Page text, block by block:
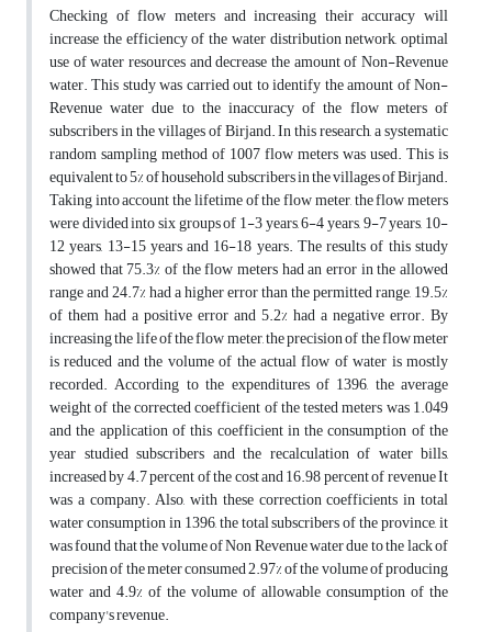
Checking of flow meters and increasing their accuracy will
increase the efficiency of the water distribution network, optimal
use of water resources and decrease the amount of Non-Revenue
water. This study was carried out to identify the amount of Non-
Revenue water due to the inaccuracy of the flow meters of
subscribers in the villages of Birjand. In this research, a systematic
random sampling method of 1007 flow meters was used. This is
equivalent to 5% of household subscribers in the villages of Birjand.
Taking into account the lifetime of the flow meter, the flow meters
were divided into six groups of 1-3 years, 6-4 years, 9-7 years, 10-
12 years, 13-15 years and 16-18 years. The results of this study
showed that 75.3% of the flow meters had an error in the allowed
range and 24.7% had a higher error than the permitted range, 19.5%
of them had a positive error and 5.2% had a negative error. By
increasing the life of the flow meter, the precision of the flow meter
is reduced and the volume of the actual flow of water is mostly
recorded. According to the expenditures of 1396, the average
weight of the corrected coefficient of the tested meters was 1.049
and the application of this coefficient in the consumption of the
year studied subscribers and the recalculation of water bills,
increased by 4.7 percent of the cost and 16.98 percent of revenue It
was a company. Also, with these correction coefficients in total
water consumption in 1396, the total subscribers of the province, it
was found that the volume of Non Revenue water due to the lack of
precision of the meter consumed 2.97% of the volume of producing
water and 4.9% of the volume of allowable consumption of the
company's revenue.